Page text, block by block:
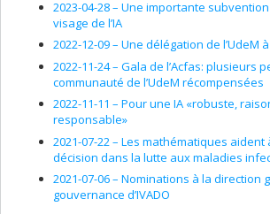
Integrable Models and Statistical Systems",
Vinet Eds., World Scientific, Singapore, pp. 83-
R. Floreanini, J. LeTourneux, L. Vinet,
Variable and Quantum Mechanics in
Integrable Models and Statistical Systems",
Vinet Eds., World Scientific, Singapore, pp. 94-
D. Levi, L. Vinet, P.Winternitz, Symmetries of
Simmons Theory, in "Quantum Groups,
and Statistical Systems", J. LeTourneux, L.
Scientific, Singapore, pp. 148-158, (1993).
R. Floreanini, L. Vinet,
2023-04-28 – Une importante
visage de l’IA
2022-12-09 – Une délégation de l’UdeM à
2022-11-24 – Gala de l’Acfas: plusieurs
communauté de l’UdeM récompensées
2022-11-11 – Pour une IA «robuste,
responsable»
2021-07-22 – Les mathématiques aident
décision dans la lutte aux maladies
2021-07-06 – Nominations à la direction
gouvernance d’IVADO